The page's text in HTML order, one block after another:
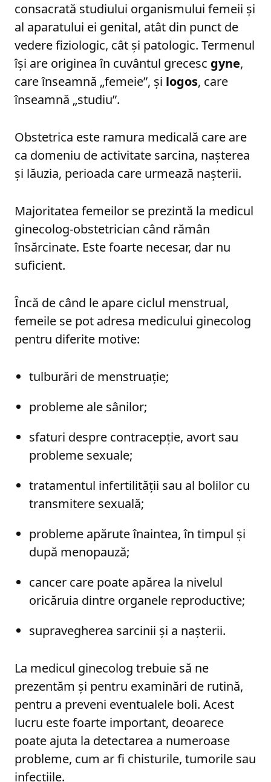
consacrată studiului organismului femeii și
al aparatului ei genital, atât din punct de
vedere fiziologic, cât și patologic. Termenul
își are originea în cuvântul grecesc gyne,
care înseamnă „femeie”, și logos, care
înseamnă „studiu”.
Obstetrica este ramura medicală care are
ca domeniu de activitate sarcina, nașterea
și lăuzia, perioada care urmează nașterii.
Majoritatea femeilor se prezintă la medicul
ginecolog-obstetrician când rămân
însărcinate. Este foarte necesar, dar nu
suficient.
Încă de când le apare ciclul menstrual,
femeile se pot adresa medicului ginecolog
pentru diferite motive:
tulburări de menstruație;
probleme ale sânilor;
sfaturi despre contracepție, avort sau
probleme sexuale;
tratamentul infertilității sau al bolilor cu
transmitere sexuală;
probleme apărute înaintea, în timpul și
după menopauză;
cancer care poate apărea la nivelul
oricăruia dintre organele reproductive;
supravegherea sarcinii și a nașterii.
La medicul ginecolog trebuie să ne
prezentăm și pentru examinări de rutină,
pentru a preveni eventualele boli. Acest
lucru este foarte important, deoarece
poate ajuta la detectarea a numeroase
probleme, cum ar fi chisturile, tumorile sau
infecțiile.